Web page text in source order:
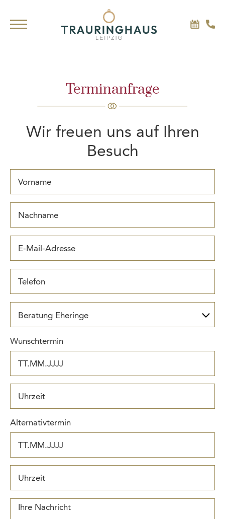
Terminanfrage
Wir freuen uns auf Ihren
Besuch
Beratung Eheringe
Wunschtermin
Alternativtermin
Ihre Nachricht